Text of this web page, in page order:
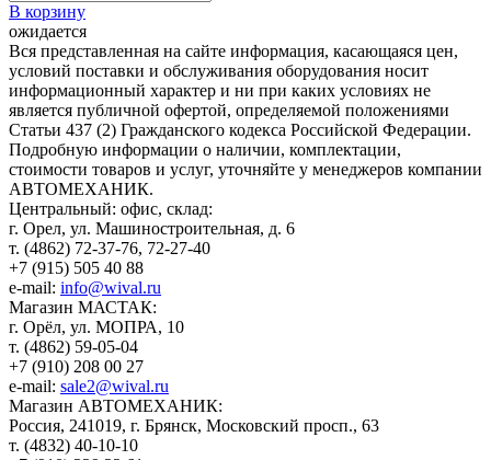
В корзину
ожидается
Вся представленная на сайте информация, касающаяся цен,
условий поставки и обслуживания оборудования носит
информационный характер и ни при каких условиях не
является публичной офертой, определяемой положениями
Статьи 437 (2) Гражданского кодекса Российской Федерации.
Подробную информации о наличии, комплектации,
стоимости товаров и услуг, уточняйте у менеджеров компании
АВТОМЕХАНИК.
​Центральный: офис, склад:
г. Орел, ул. Машиностроительная, д. 6
т. (4862) 72-37-76, 72-27-40
+7 (915) 505 40 88
e-mail: info@wival.ru
Магазин МАСТАК:
г. Орёл, ул. МОПРА, 10
т. (4862) 59-05-04
+7 (910) 208 00 27
e-mail: sale2@wival.ru
Магазин АВТОМЕХАНИК:
Россия, 241019, г. Брянск, Московский просп., 63
т. (4832) 40-10-10